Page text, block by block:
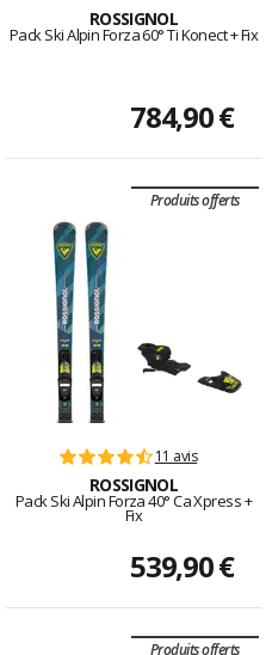
ROSSIGNOL
Pack Ski Alpin Forza 60° Ti Konect + Fix
784,90 €
Produits offerts
11 avis
ROSSIGNOL
Pack Ski Alpin Forza 40° Ca Xpress +
Fix
539,90 €
Produits offerts